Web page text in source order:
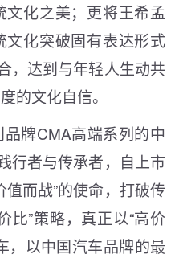
化之美；更将王希孟
文化突破固有表达形式
，达到与年轻人生动共
的文化自信。
牌CMA高端系列的中
行者与传承者，自上市
而战”的使命，打破传
比”策略，真正以“高价
，以中国汽车品牌的最